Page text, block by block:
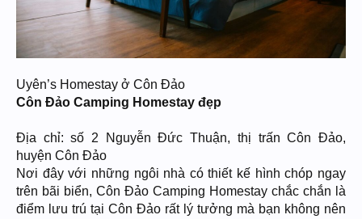
Uyên’s Homestay ở Côn Đảo
Côn Đảo Camping Homestay đẹp
Địa chỉ: số 2 Nguyễn Đức Thuận, thị trấn Côn Đảo,
huyện Côn Đảo
Nơi đây với những ngôi nhà có thiết kế hình chóp ngay
trên bãi biển, Côn Đảo Camping Homestay chắc chắn là
điểm lưu trú tại Côn Đảo rất lý tưởng mà bạn không nên